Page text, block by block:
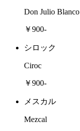
Don Julio Blanco
￥900-
シロック
Ciroc
￥900-
メスカル
Mezcal